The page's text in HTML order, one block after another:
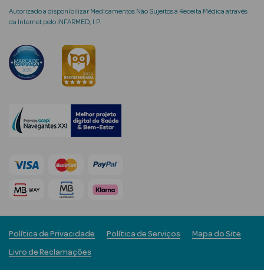
Desodorizantes
Corporais
Cicatrizantes
Estrias
Cuidados de
Mãos
Pés
Autorizado a disponibilizar Medicamentos Não Sujeitos a Receita Médica através
da Internet pelo INFARMED, I.P.
Política de Privacidade Política de Serviços Mapa do Site
Livro de Reclamações